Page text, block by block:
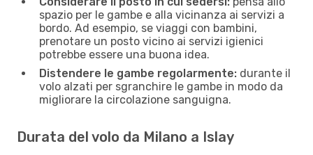
spazio per le gambe e alla vicinanza ai servizi a
bordo. Ad esempio, se viaggi con bambini,
prenotare un posto vicino ai servizi igienici
potrebbe essere una buona idea.
Distendere le gambe regolarmente: durante il
volo alzati per sgranchire le gambe in modo da
migliorare la circolazione sanguigna.
Durata del volo da Milano a Islay